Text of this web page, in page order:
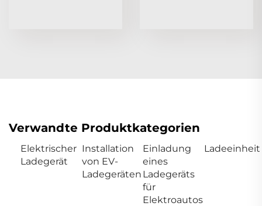
Verwandte Produktkategorien
Elektrischer
Ladegerät
Installation
von EV-
Ladegeräten
Einladung
eines
Ladegeräts
für
Elektroautos
Ladeeinheit